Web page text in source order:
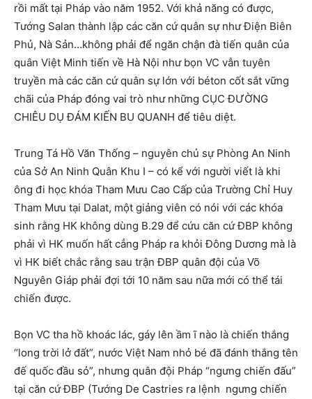
rồi mất tại Pháp vào năm 1952. Với khả năng có được,
Tướng Salan thành lập các căn cứ quân sự như Điện Biên
Phủ, Nà Sản…không phải để ngăn chận đà tiến quân của
quân Việt Minh tiến về Hà Nội như bọn VC vẫn tuyên
truyền mà các căn cứ quân sự lớn với béton cốt sắt vững
chãi của Pháp đóng vai trò như những CỤC ĐƯỜNG
CHIÊU DỤ ĐÁM KIẾN BU QUANH để tiêu diệt.
Trung Tá Hồ Văn Thống – nguyên chủ sự Phòng An Ninh
của Sở An Ninh Quân Khu I – có kể với người viết là khi
ông đi học khóa Tham Mưu Cao Cấp của Trường Chỉ Huy
Tham Mưu tại Dalat, một giảng viên có nói với các khóa
sinh rằng HK không dùng B.29 để cứu căn cứ ĐBP không
phải vì HK muốn hất cẳng Pháp ra khỏi Đông Dương mà là
vì HK biết chắc rằng sau trận ĐBP quân đội của Võ
Nguyên Giáp phải đợi tới 10 năm sau nữa mới có thể tái
chiến được.
Bọn VC tha hồ khoác lác, gáy lên ầm ĩ nào là chiến thắng
“long trời lở đất”, nước Việt Nam nhỏ bé đã đánh thắng tên
đế quốc đầu sỏ”, nhưng quân đội Pháp “ngưng chiến đấu”
tại căn cứ ĐBP (Tướng De Castries ra lệnh ngưng chiến